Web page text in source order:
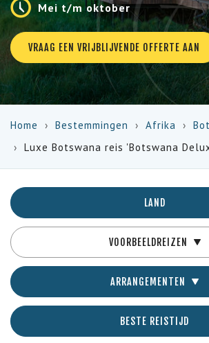
Mei t/m oktober
VRAAG EEN VRIJBLIJVENDE OFFERTE AAN
Home Bestemmingen Afrika
Luxe Botswana reis 'Botswana
LAND
VOORBEELDREIZEN
ARRANGEMENTEN
BESTE REISTIJD